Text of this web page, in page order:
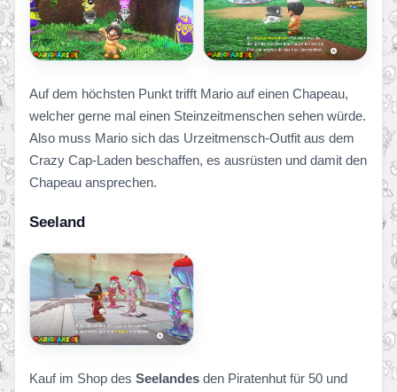
Auf dem höchsten Punkt trifft Mario auf einen Chapeau,
welcher gerne mal einen Steinzeitmenschen sehen würde.
Also muss Mario sich das Urzeitmensch-Outfit aus dem
Crazy Cap-Laden beschaffen, es ausrüsten und damit den
Chapeau ansprechen.
Seeland
Kauf im Shop des Seelandes den Piratenhut für 50 und